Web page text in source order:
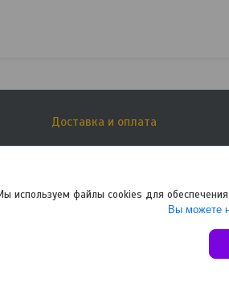
Доставка и оплата
используем файлы cookies для
Вы можете